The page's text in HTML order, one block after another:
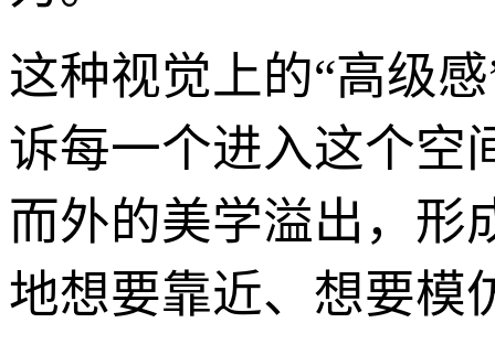
这种视觉上的“高级
诉每一个进入这个空
而外的美学溢出，形
地想要靠近、想要模